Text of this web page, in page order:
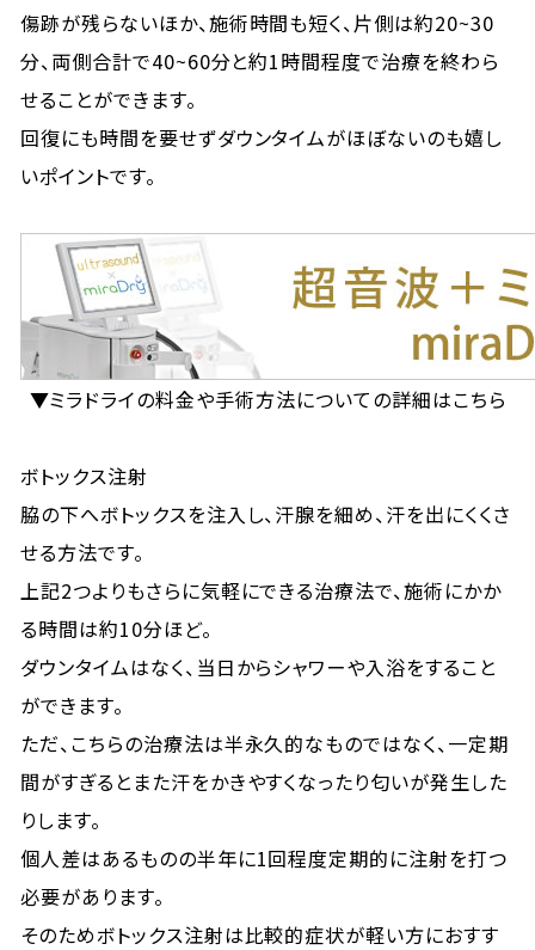
傷跡が残らないほか、施術時間も短く、片側は約20~30
分、両側合計で40~60分と約1時間程度で治療を終わら
せることができます。
回復にも時間を要せずダウンタイムがほぼないのも嬉し
いポイントです。
▼ミラドライの料金や手術方法についての詳細はこちら
ボトックス注射
脇の下へボトックスを注入し、汗腺を細め、汗を出にくくさ
せる方法です。
上記2つよりもさらに気軽にできる治療法で、施術にかか
る時間は約10分ほど。
ダウンタイムはなく、当日からシャワーや入浴をすること
ができます。
ただ、こちらの治療法は半永久的なものではなく、一定期
間がすぎるとまた汗をかきやすくなったり匂いが発生した
りします。
個人差はあるものの半年に1回程度定期的に注射を打つ
必要があります。
そのためボトックス注射は比較的症状が軽い方におすす